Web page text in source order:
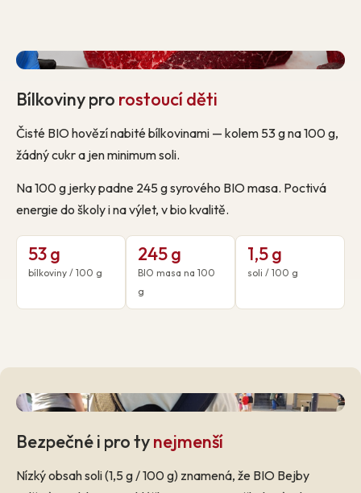
Bílkoviny pro rostoucí děti
Čisté BIO hovězí nabité bílkovinami — kolem 53 g na 100 g,
žádný cukr a jen minimum soli.
Na 100 g jerky padne 245 g syrového BIO masa. Poctivá
energie do školy i na výlet, v bio kvalitě.
53 g
bílkoviny / 100 g
245 g
BIO masa na 100
g
1,5 g
soli / 100 g
Bezpečné i pro tynejmenší
Nízký obsah soli (1,5 g / 100 g) znamená, že BIO Bejby